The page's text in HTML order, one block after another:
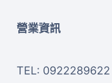
營業資訊
TEL: 0922289622